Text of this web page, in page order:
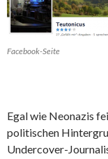
Facebook-Seite
Egal wie Neonazis
politischen
Undercover-